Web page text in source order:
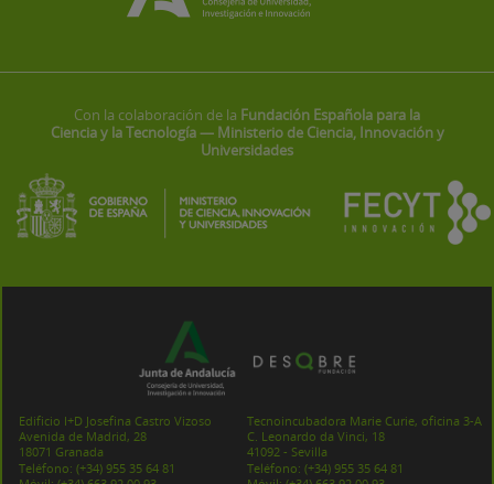
Con la colaboración de la Fundación Española para la
Ciencia y la Tecnología — Ministerio de Ciencia, Innovación y
Universidades
Edificio I+D Josefina Castro Vizoso
Avenida de Madrid, 28
18071 Granada
Teléfono: (+34) 955 35 64 81
Tecnoincubadora Marie Curie, oficina 3-A
C. Leonardo da Vinci, 18
41092 - Sevilla
Teléfono: (+34) 955 35 64 81